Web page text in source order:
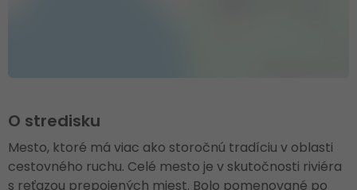
O stredisku
Mesto, ktoré má viac ako storočnú tradíciu v oblasti
cestovného ruchu. Celé mesto je v skutočnosti riviéra
s reťazou prepojených miest. Bolo pomenované po